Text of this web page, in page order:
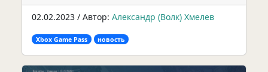
02.02.2023 / Автор: Александр (Волк) Хмелев
Xbox Game Pass новость